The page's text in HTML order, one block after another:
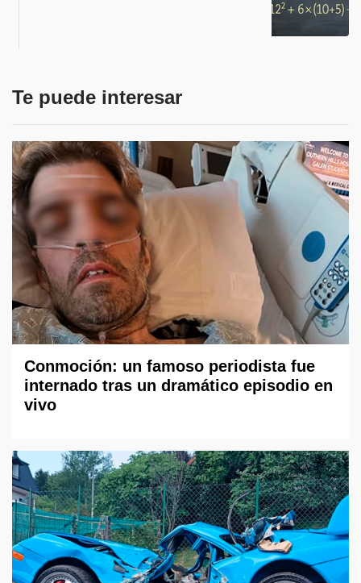
Te puede interesar
Conmoción: un famoso periodista fue
internado tras un dramático episodio en
vivo